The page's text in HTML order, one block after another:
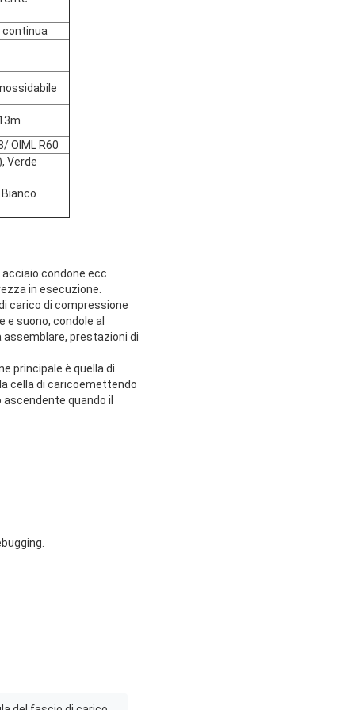
continua
OIML R60
Verde
condone ecc
in esecuzione.
carico di compressione
suono, condole al
assemblare, prestazioni di
principale è quella di
cella di caricoemettendo
quando il